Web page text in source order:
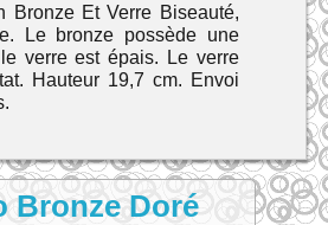
Bronze Et Verre Biseauté,
Le bronze possède une
verre est épais. Le verre
Hauteur 19,7 cm. Envoi
Bronze Doré